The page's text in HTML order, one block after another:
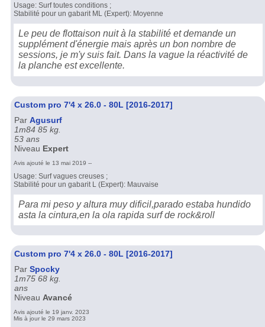
Usage: Surf toutes conditions ;
Stabilité pour un gabarit ML (Expert): Moyenne
Le peu de flottaison nuit à la stabilité et demande un
supplément d'énergie mais après un bon nombre de
sessions, je m'y suis fait. Dans la vague la réactivité de
la planche est excellente.
Custom pro 7'4 x 26.0 - 80L [2016-2017]
Par Agusurf
1m84 85 kg.
53 ans
Niveau Expert
Avis ajouté le 13 mai 2019 --
Usage: Surf vagues creuses ;
Stabilité pour un gabarit L (Expert): Mauvaise
Para mi peso y altura muy dificil,parado estaba hundido
asta la cintura,en la ola rapida surf de rock&roll
Custom pro 7'4 x 26.0 - 80L [2016-2017]
Par Spocky
1m75 68 kg.
ans
Niveau Avancé
Avis ajouté le 19 janv. 2023
Mis à jour le 29 mars 2023